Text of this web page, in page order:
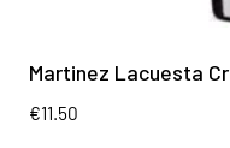
Martinez Lacuesta
€11.50